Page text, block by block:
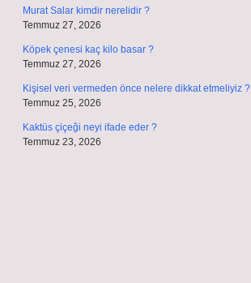
Murat Salar kimdir nerelidir ?
Temmuz 27, 2026
Köpek çenesi kaç kilo basar ?
Temmuz 27, 2026
Kişisel veri vermeden önce nelere dikkat etmeliyiz ?
Temmuz 25, 2026
Kaktüs çiçeği neyi ifade eder ?
Temmuz 23, 2026